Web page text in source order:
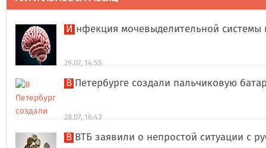
Инфекция мочевыделительной
29.07, 14:55
В Петербурге создали пальчиковую
28.07, 16:43
В ВТБ заявили о непростой ситуации с